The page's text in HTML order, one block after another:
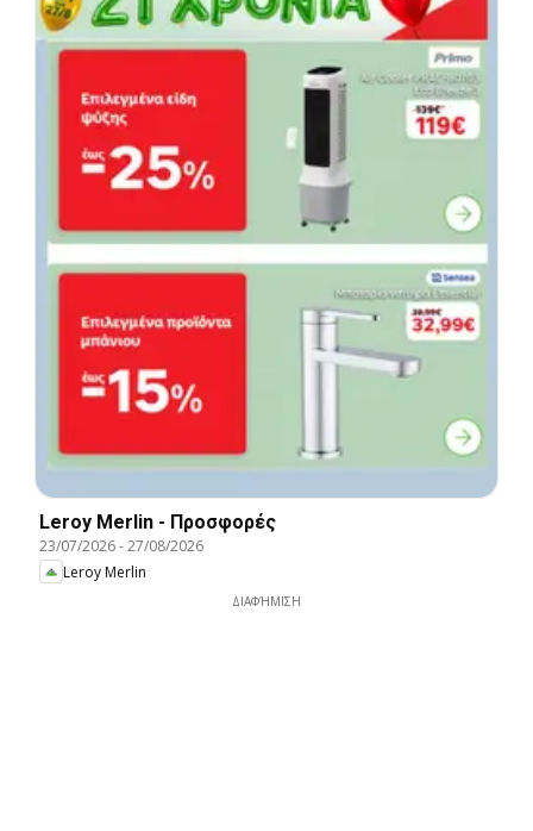
Leroy Merlin - Προσφορές
23/07/2026-27/08/2026
Leroy Merlin
ΔΙΑΦΉΜΙΣΗ